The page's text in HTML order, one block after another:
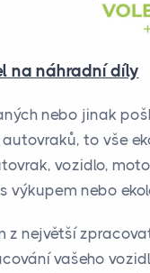
na náhradní díly
nebo jinak
to vše
vozidlo,
výkupem nebo
z největší
vašeho